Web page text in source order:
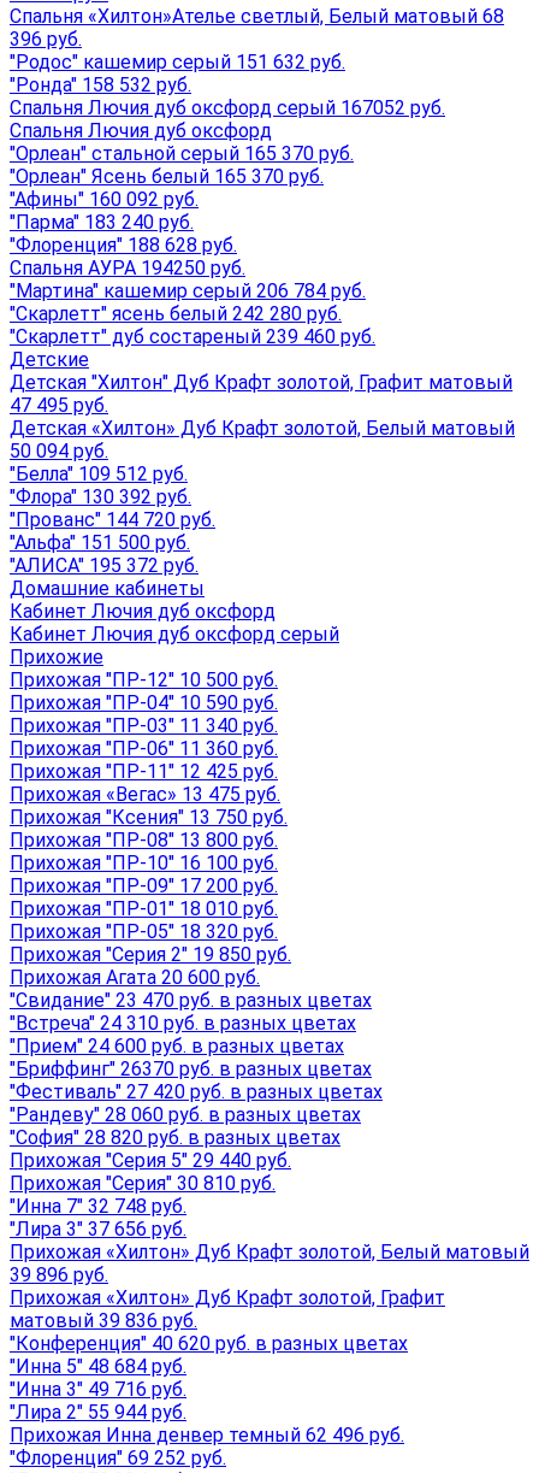
Спальня «Хилтон»Ателье светлый, Белый матовый 68
396 руб.
"Родос" кашемир серый 151 632 руб.
"Ронда" 158 532 руб.
Спальня Лючия дуб оксфорд серый 167052 руб.
Спальня Лючия дуб оксфорд
"Орлеан" стальной серый 165 370 руб.
"Орлеан" Ясень белый 165 370 руб.
"Афины" 160 092 руб.
"Парма" 183 240 руб.
"Флоренция" 188 628 руб.
Спальня АУРА 194250 руб.
"Мартина" кашемир серый 206 784 руб.
"Скарлетт" ясень белый 242 280 руб.
"Скарлетт" дуб состареный 239 460 руб.
Детские
Детская "Хилтон" Дуб Крафт золотой, Графит матовый
47 495 руб.
Детская «Хилтон» Дуб Крафт золотой, Белый матовый
50 094 руб.
"Белла" 109 512 руб.
"Флора" 130 392 руб.
"Прованс" 144 720 руб.
"Альфа" 151 500 руб.
"АЛИСА" 195 372 руб.
Домашние кабинеты
Кабинет Лючия дуб оксфорд
Кабинет Лючия дуб оксфорд серый
Прихожие
Прихожая "ПР-12" 10 500 руб.
Прихожая "ПР-04" 10 590 руб.
Прихожая "ПР-03" 11 340 руб.
Прихожая "ПР-06" 11 360 руб.
Прихожая "ПР-11" 12 425 руб.
Прихожая «Вегас» 13 475 руб.
Прихожая "Ксения" 13 750 руб.
Прихожая "ПР-08" 13 800 руб.
Прихожая "ПР-10" 16 100 руб.
Прихожая "ПР-09" 17 200 руб.
Прихожая "ПР-01" 18 010 руб.
Прихожая "ПР-05" 18 320 руб.
Прихожая "Серия 2" 19 850 руб.
Прихожая Агата 20 600 руб.
"Свидание" 23 470 руб. в разных цветах
"Встреча" 24 310 руб. в разных цветах
"Прием" 24 600 руб. в разных цветах
"Бриффинг" 26370 руб. в разных цветах
"Фестиваль" 27 420 руб. в разных цветах
"Рандеву" 28 060 руб. в разных цветах
"София" 28 820 руб. в разных цветах
Прихожая "Серия 5" 29 440 руб.
Прихожая "Серия" 30 810 руб.
"Инна 7" 32 748 руб.
"Лира 3" 37 656 руб.
Прихожая «Хилтон» Дуб Крафт золотой, Белый матовый
39 896 руб.
Прихожая «Хилтон» Дуб Крафт золотой, Графит
матовый 39 836 руб.
"Конференция" 40 620 руб. в разных цветах
"Инна 5" 48 684 руб.
"Инна 3" 49 716 руб.
"Лира 2" 55 944 руб.
Прихожая Инна денвер темный 62 496 руб.
"Флоренция" 69 252 руб.